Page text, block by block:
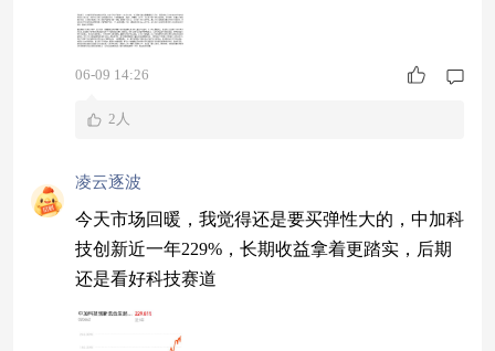
进入2026年，AI上游算力半导体景气进一步释
放，科创板行情渐入佳境。 消息面上，6月8日，
国家数据局发布《关于推进行业高质量数据集建设
06-09 14:26
2人
凌云逐波
今天市场回暖，我觉得还是要买弹性大的，中加科
技创新近一年229%，长期收益拿着更踏实，后期
还是看好科技赛道